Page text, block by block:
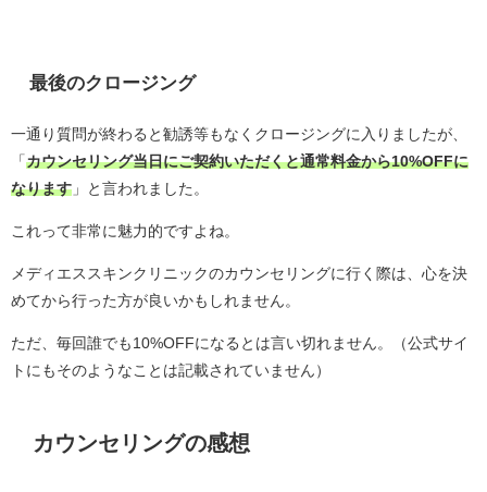
最後のクロージング
一通り質問が終わると勧誘等もなくクロージングに入りましたが、
「 カウンセリング当日にご契約いただくと通常料金から10%OFFに
なります 」と言われました。
これって非常に魅力的ですよね。
メディエススキンクリニックのカウンセリングに行く際は、心を決
めてから行った方が良いかもしれません。
ただ、毎回誰でも10%OFFになるとは言い切れません。（公式サイ
トにもそのようなことは記載されていません）
カウンセリングの感想